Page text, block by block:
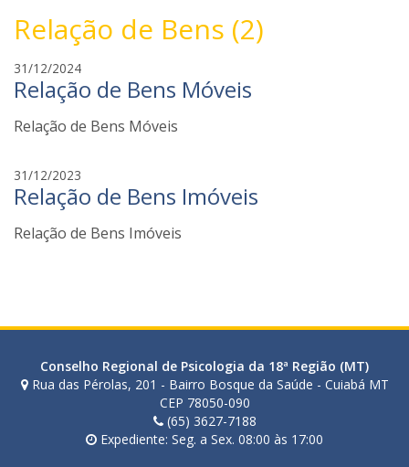
Relação de Bens (2)
31/12/2024f
a
i
t
o
Relação de Bens Móveis
Relação de Bens Móveis
31/12/2023
a
i
o
i
Relação de Bens Imóveis
Relação de Bens Imóveis
Conselho Regional de Psicologia da 18ª Região (MT)
Rua das Pérolas, 201 - Bairro Bosque da Saúde - Cuiabá MT
CEP 78050-090
(65) 3627-7188
Expediente: Seg. a Sex. 08:00 às 17:00